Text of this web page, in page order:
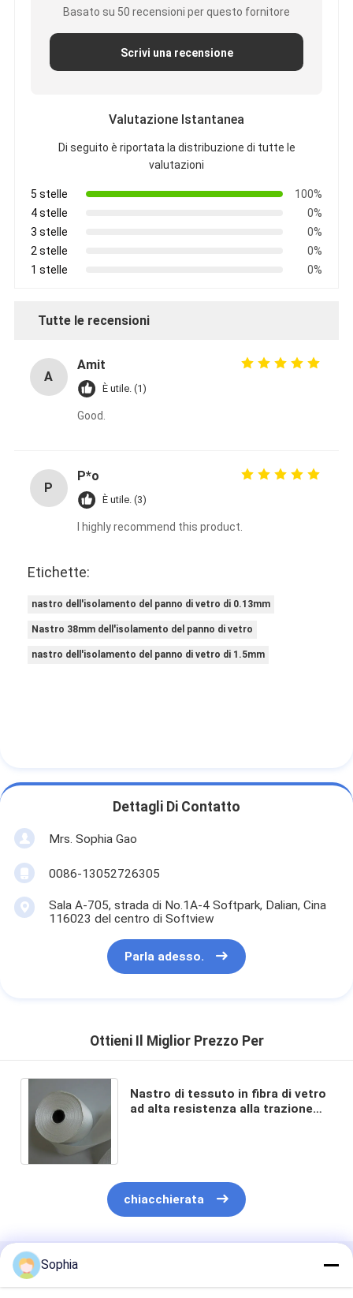
Basato su 50 recensioni per questo fornitore
Scrivi una recensione
Valutazione Istantanea
Di seguito è riportata la distribuzione di tutte le
valutazioni
5 stelle
100%
4 stelle
0%
3 stelle
0%
2 stelle
0%
1 stelle
0%
Tutte le recensioni
A
Amit
È utile. (1)
Good.
P
P*o
È utile. (3)
I highly recommend this product.
Etichette:
nastro dell'isolamento del panno di vetro di 0.13mm
Nastro 38mm dell'isolamento del panno di vetro
nastro dell'isolamento del panno di vetro di 1.5mm
Dettagli Di Contatto
Mrs. Sophia Gao
0086-13052726305
Sala A-705, strada di No.1A-4 Softpark, Dalian, Cina
116023 del centro di Softview
Parla adesso.
Ottieni Il Miglior Prezzo Per
Nastro di tessuto in fibra di vetro
ad alta resistenza alla trazione
chiacchierata
Prodotti Raccomandati
Sophia